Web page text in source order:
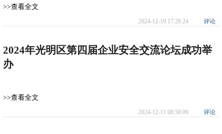
>>查看全文
2024-12-19 17:28:24 评论
2024年光明区第四届企业安全交流论坛成功举
办
>>查看全文
2024-12-11 08:58:09 评论